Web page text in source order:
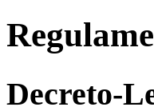
Decreto-